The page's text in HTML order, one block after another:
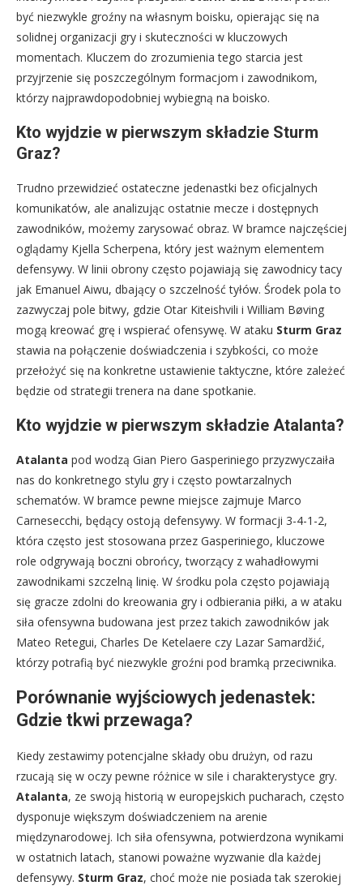
być niezwykle groźny na własnym boisku, opierając się na
solidnej organizacji gry i skuteczności w kluczowych
momentach. Kluczem do zrozumienia tego starcia jest
przyjrzenie się poszczególnym formacjom i zawodnikom,
którzy najprawdopodobniej wybiegną na boisko.
Kto wyjdzie w pierwszym składzie Sturm
Graz?
Trudno przewidzieć ostateczne jedenastki bez oficjalnych
komunikatów, ale analizując ostatnie mecze i dostępnych
zawodników, możemy zarysować obraz. W bramce najczęściej
oglądamy Kjella Scherpena, który jest ważnym elementem
defensywy. W linii obrony często pojawiają się zawodnicy tacy
jak Emanuel Aiwu, dbający o szczelność tyłów. Środek pola to
zazwyczaj pole bitwy, gdzie Otar Kiteishvili i William Bøving
mogą kreować grę i wspierać ofensywę. W ataku Sturm Graz
stawia na połączenie doświadczenia i szybkości, co może
przełożyć się na konkretne ustawienie taktyczne, które zależeć
będzie od strategii trenera na dane spotkanie.
Kto wyjdzie w pierwszym składzie Atalanta?
Atalanta pod wodzą Gian Piero Gasperiniego przyzwyczaiła
nas do konkretnego stylu gry i często powtarzalnych
schematów. W bramce pewne miejsce zajmuje Marco
Carnesecchi, będący ostoją defensywy. W formacji 3-4-1-2,
która często jest stosowana przez Gasperiniego, kluczowe
role odgrywają boczni obrońcy, tworzący z wahadłowymi
zawodnikami szczelną linię. W środku pola często pojawiają
się gracze zdolni do kreowania gry i odbierania piłki, a w ataku
siła ofensywna budowana jest przez takich zawodników jak
Mateo Retegui, Charles De Ketelaere czy Lazar Samardžić,
którzy potrafią być niezwykle groźni pod bramką przeciwnika.
Porównanie wyjściowych jedenastek:
Gdzie tkwi przewaga?
Kiedy zestawimy potencjalne składy obu drużyn, od razu
rzucają się w oczy pewne różnice w sile i charakterystyce gry.
Atalanta, ze swoją historią w europejskich pucharach, często
dysponuje większym doświadczeniem na arenie
międzynarodowej. Ich siła ofensywna, potwierdzona wynikami
w ostatnich latach, stanowi poważne wyzwanie dla każdej
defensywy. Sturm Graz, choć może nie posiada tak szerokiej